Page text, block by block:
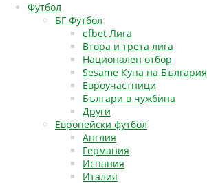
Футбол
БГ Футбол
efbet Лига
Втора и трета лига
Национален отбор
Sesame Купа на България
Евроучастници
Българи в чужбина
Други
Европейски футбол
Англия
Германия
Испания
Италия